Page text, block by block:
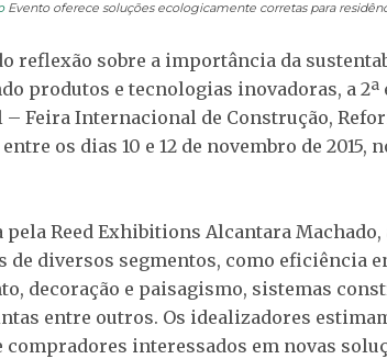
Evento oferece soluções ecologicamente corretas para
reflexão sobre a importância da
produtos e tecnologias inovadoras, a
– Feira Internacional de Construção,
os dias 10 e 12 de novembro de 2015,
pela Reed Exhibitions Alcantara
de diversos segmentos, como eficiência
decoração e paisagismo, sistemas
entre outros. Os idealizadores
compradores interessados em novas